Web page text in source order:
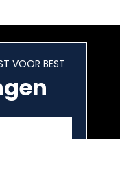
VOOR BEST